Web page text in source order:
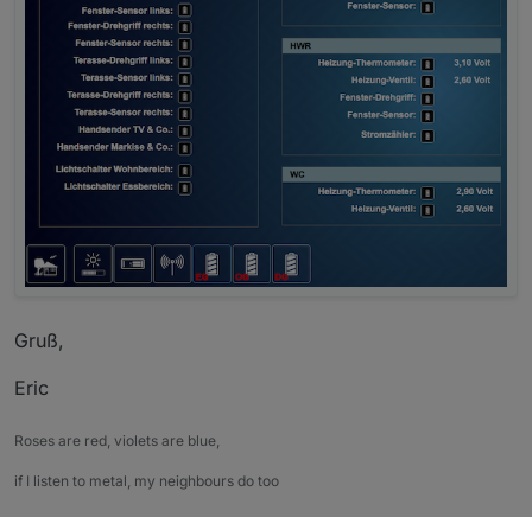
Gruß,
Eric
Roses are red, violets are blue,
if I listen to metal, my neighbours do too